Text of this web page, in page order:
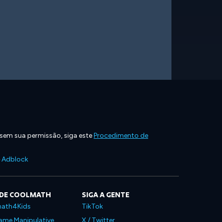
sua permissão, siga esteProcedimento de
Adblock
COOLMATH
Manipulative
SIGA A GENTE
TikTok
X / Twitter